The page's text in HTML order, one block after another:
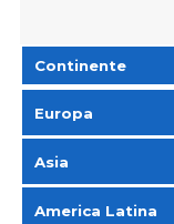
Continente
Continente
Europa
Asia
America Latina